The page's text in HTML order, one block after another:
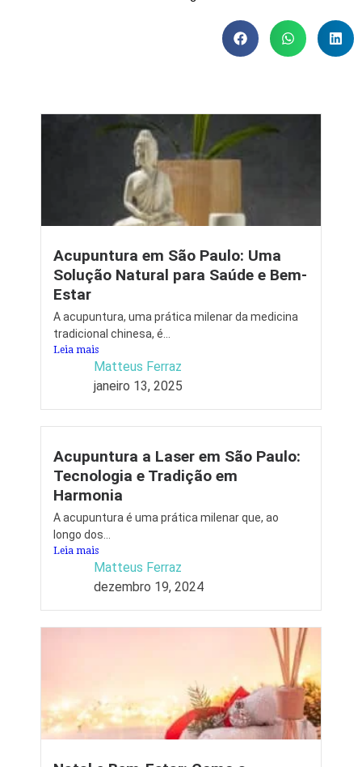
Acupuntura em São Paulo: Uma
Solução Natural para Saúde e Bem-
Estar
A acupuntura, uma prática milenar da medicina
tradicional chinesa, é...
Leia mais
Matteus Ferraz
janeiro 13, 2025
Acupuntura a Laser em São Paulo:
Tecnologia e Tradição em
Harmonia
A acupuntura é uma prática milenar que, ao
longo dos...
Leia mais
Matteus Ferraz
dezembro 19, 2024